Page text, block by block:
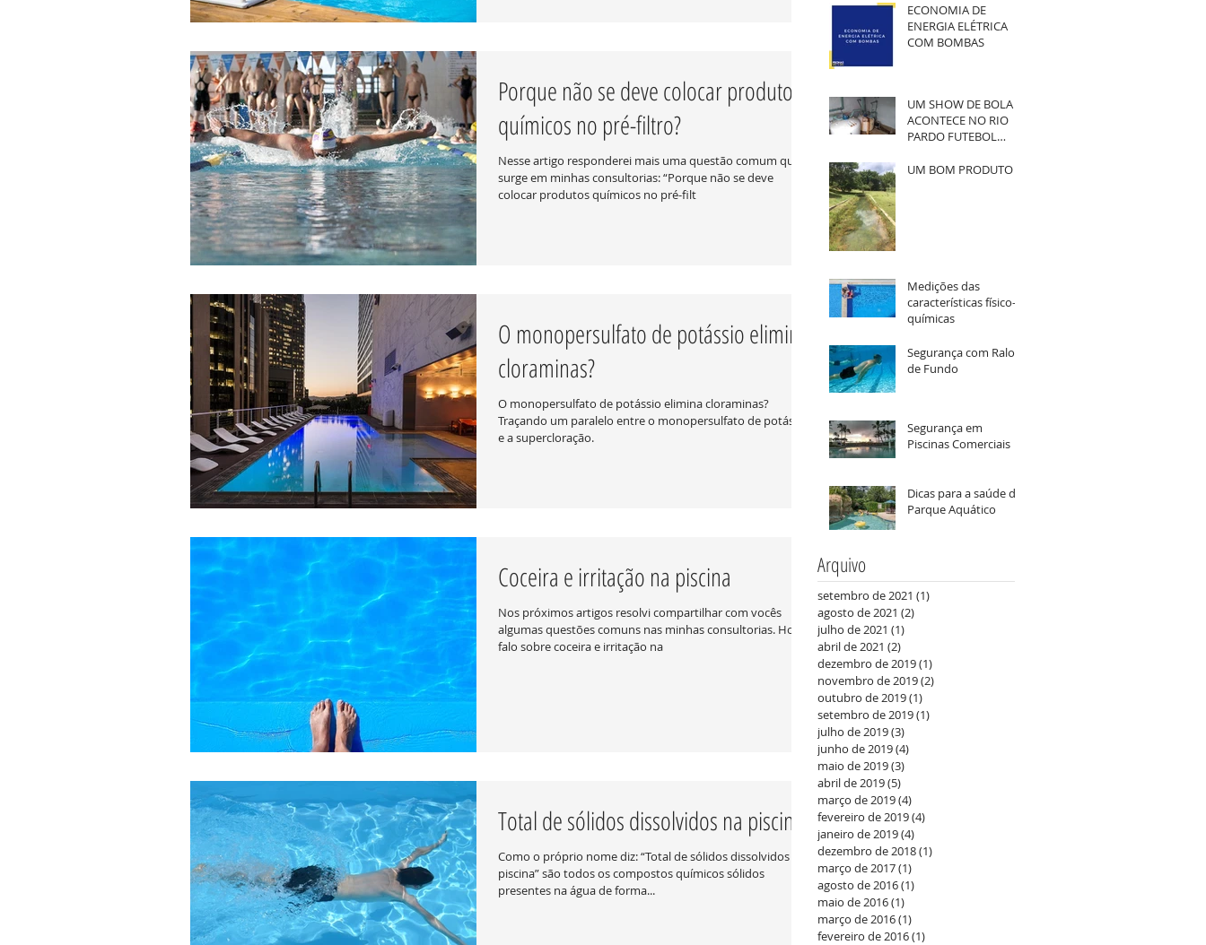
Porque não se deve colocar produtos
químicos no pré-filtro?
Nesse artigo responderei mais uma questão comum que
surge em minhas consultorias: “Porque não se deve
colocar produtos químicos no pré-filt
O monopersulfato de potássio elimina
cloraminas?
O monopersulfato de potássio elimina cloraminas?
Traçando um paralelo entre o monopersulfato de potássio
e a supercloração.
Coceira e irritação na piscina
Nos próximos artigos resolvi compartilhar com vocês
algumas questões comuns nas minhas consultorias. Hoje
falo sobre coceira e irritação na
Total de sólidos dissolvidos na piscina
Como o próprio nome diz: “Total de sólidos dissolvidos na
piscina” são todos os compostos químicos sólidos
presentes na água de forma...
ECONOMIA DE
ENERGIA ELÉTRICA
COM BOMBAS
UM SHOW DE BOLA
ACONTECE NO RIO
PARDO FUTEBOL
UM BOM PRODUTO
Medições das
características físico-
químicas
Segurança com Ralos
de Fundo
Segurança em
Piscinas Comerciais
Dicas para a saúde do
Parque Aquático
Arquivo
setembro de 2021 (1)
agosto de 2021 (2)
julho de 2021 (1)
abril de 2021 (2)
dezembro de 2019(1)
novembro de 2019(2)
outubro de 2019(1)
setembro de 2019(1)
julho de 2019(3)
junho de 2019(4)
maio de 2019(3)
abril de 2019(5)
março de 2019(4)
fevereiro de 2019(4)
janeiro de 2019(4)
dezembro de 2018(1)
março de 2017(1)
agosto de 2016(1)
maio de 2016(1)
março de 2016(1)
fevereiro de 2016(1)